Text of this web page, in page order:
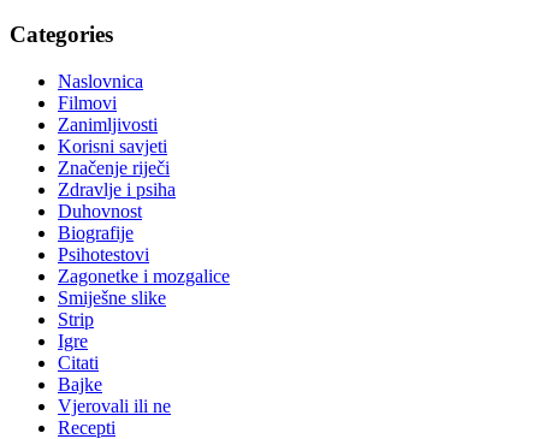
Categories
Naslovnica
Filmovi
Zanimljivosti
Korisni savjeti
Značenje riječi
Zdravlje i psiha
Duhovnost
Biografije
Psihotestovi
Zagonetke i mozgalice
Smiješne slike
Strip
Igre
Citati
Bajke
Vjerovali ili ne
Recepti